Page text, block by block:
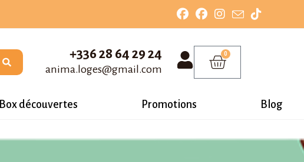
+336 28 64 29 24
anima.loges@gmail.com
0
Box découvertes Promotions Blog